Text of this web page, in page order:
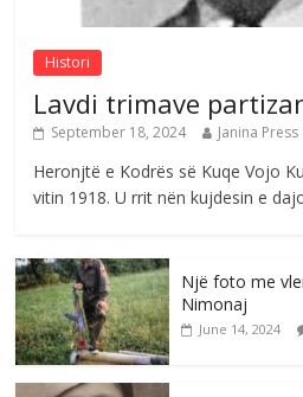
Histori
Lavdi trimave
September 18, 2024 Janina Press
Heronjtë e Kodrës së Kuqe Vojo
vitin 1918. U rrit nën kujdesin e
Një foto me
Nimonaj
June 14, 2024